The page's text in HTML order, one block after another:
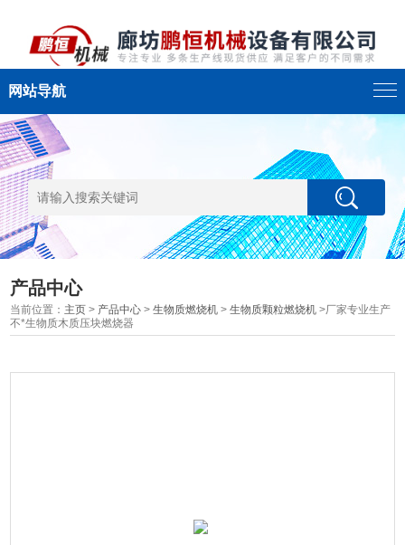
网站导航
产品中心
当前位置： 主页 > 产品中心 >生物质燃烧机 >生物质颗粒燃烧机 >厂家专业生产
不*生物质木质压块燃烧器